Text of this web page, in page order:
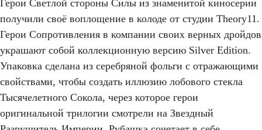
Герои Светлой стороны Силы из знаменитой киносерии
получили своё воплощение в колоде от студии Theory11.
Герои Сопротивления в компании своих верных дройдов
украшают собой коллекционную версию Silver Edition.
Упаковка сделана из серебряной фольги с отражающими
свойствами, чтобы создать иллюзию лобового стекла
Тысячелетного Сокола, через которое герои
оригинальной трилогии смотрели на Звездный